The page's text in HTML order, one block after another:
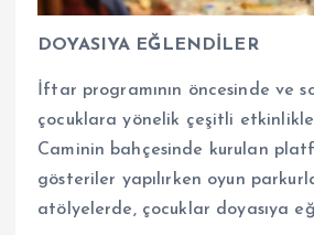
DOYASIYA EĞLENDİLER
İftar programının öncesinde ve
çocuklara yönelik çeşitli
Caminin bahçesinde kurulan
gösteriler yapılırken oyun
atölyelerde, çocuklar doyasıya